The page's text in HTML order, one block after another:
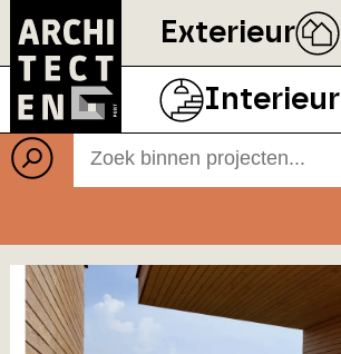
Exterieur
Interieur
Projecten
BEELD ECOPHON